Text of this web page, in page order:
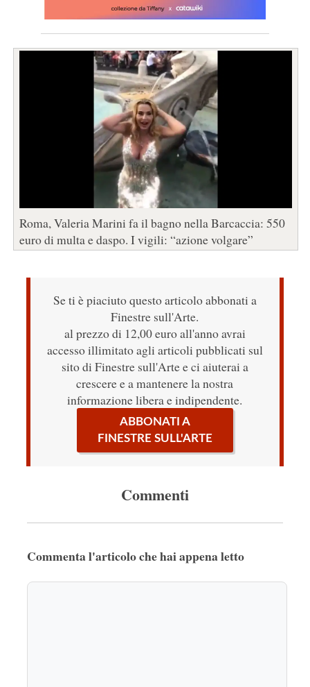
Roma, Valeria Marini fa il bagno nella Barcaccia: 550
euro di multa e daspo. I vigili: “azione volgare”
Se ti è piaciuto questo articolo abbonati a
Finestre sull'Arte.
al prezzo di 12,00 euro all'anno avrai
accesso illimitato agli articoli pubblicati sul
sito di Finestre sull'Arte e ci aiuterai a
crescere e a mantenere la nostra
informazione libera e indipendente.
ABBONATI A
FINESTRE SULL'ARTE
Commenti
Commenta l'articolo che hai appena letto